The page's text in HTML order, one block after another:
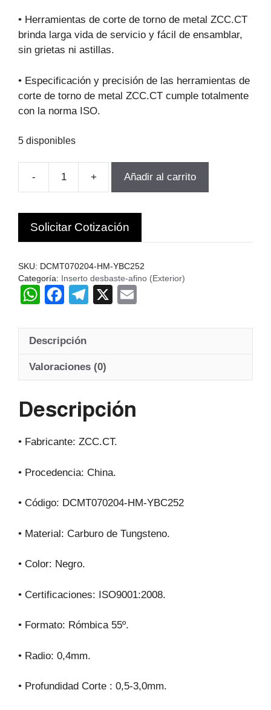
• Herramientas de corte de torno de metal ZCC.CT
brinda larga vida de servicio y fácil de ensamblar,
sin grietas ni astillas.
• Especificación y precisión de las herramientas de
corte de torno de metal ZCC.CT cumple totalmente
con la norma ISO.
5 disponibles
-
INSERTO
DCMT070204-
HM-
YBC252
ZCC.c
cantidad
+ Añadir al carrito
Solicitar Cotización
SKU: DCMT070204-HM-YBC252
Categoría: Inserto desbaste-afino (Exterior)
W
at
A
p
F
c
b
o
T
e
a
X
ail
Descripción
Valoraciones (0)
Descripción
• Fabricante: ZCC.CT.
• Procedencia: China.
• Código: DCMT070204-HM-YBC252
• Material: Carburo de Tungsteno.
• Color: Negro.
• Certificaciones: ISO9001:2008.
• Formato: Rómbica 55º.
• Radio: 0,4mm.
• Profundidad Corte : 0,5-3,0mm.